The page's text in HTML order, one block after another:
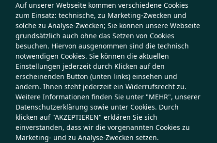
Auf unserer Webseite kommen verschiedene Cookies
zum Einsatz: technische, zu Marketing-Zwecken und
solche zu Analyse-Zwecken; Sie können unsere Webseite
grundsätzlich auch ohne das Setzen von Cookies
besuchen. Hiervon ausgenommen sind die technisch
notwendigen Cookies. Sie können die aktuellen
Einstellungen jederzeit durch Klicken auf den
erscheinenden Button (unten links) einsehen und
ändern. Ihnen steht jederzeit ein Widerrufsrecht zu.
Weitere Informationen finden Sie unter "MEHR", unserer
Datenschutzerklärung sowie unter Cookies. Durch
klicken auf "AKZEPTIEREN" erklären Sie sich
einverstanden, dass wir die vorgenannten Cookies zu
Marketing- und zu Analyse-Zwecken setzen.